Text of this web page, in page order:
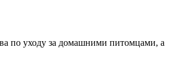
по уходу за домашними питомцами, а